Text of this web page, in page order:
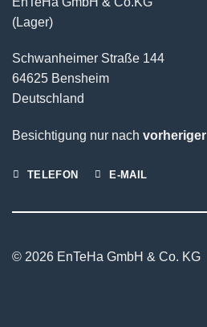
(Lager)
Schwanheimer Straße 144
64625 Bensheim
Deutschland
Besichtigung nur nach
TELEFON E-MAIL
© 2026 EnTeHa GmbH & Co. KG